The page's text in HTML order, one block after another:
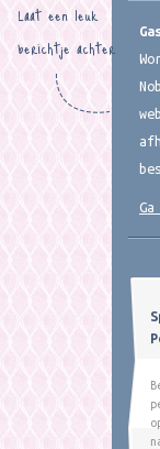
Laat een leuk
berichtje achter